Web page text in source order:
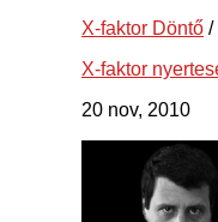
X-faktor Döntő /
X-faktor
20 nov, 2010